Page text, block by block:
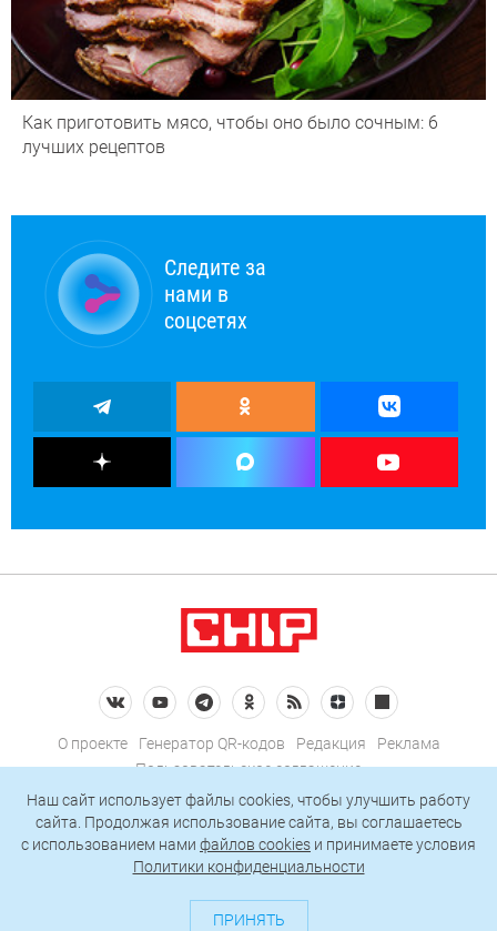
Как приготовить мясо, чтобы оно было сочным: 6
лучших рецептов
Следите за
нами в
соцсетях
О проекте Генератор QR-кодов Редакция
Реклама
Пользовательское соглашение
Политика конфиденциальности
Подписаться на рассылку
127018, Москва, ул. Полковая, д. 3, стр. 4, помещение I, комн. 23
Наш сайт использует файлы cookies, чтобы улучшить работу
сайта. Продолжая использование сайта, вы соглашаетесь
c использованием нами файлов cookies и принимаете условия
Политики конфиденциальности
ПРИНЯТЬ